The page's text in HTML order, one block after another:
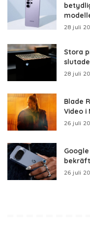
28 juli
Stora
28 juli
Blade
Video i
26 juli
26 juli